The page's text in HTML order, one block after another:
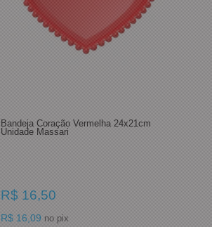
Bandeja Coração Vermelha 24x21cm
Unidade Massari
R$ 16,50
R$ 16,09 no pix